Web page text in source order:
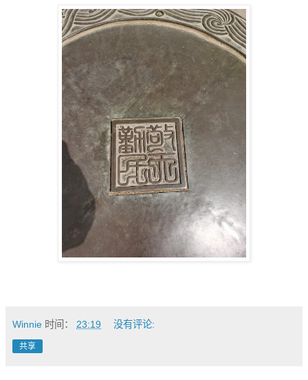
Winnie 时间： 23:19 没有评论:
共享